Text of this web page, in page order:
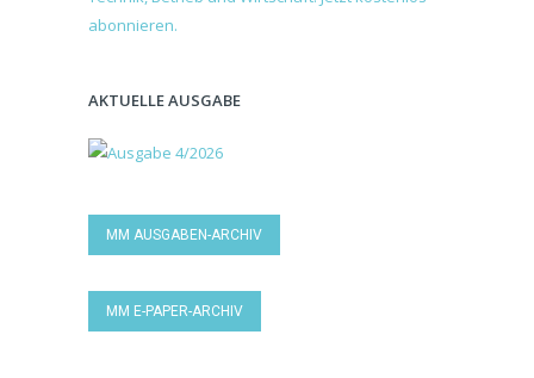
AKTUELLE AUSGABE
MM AUSGABEN-ARCHIV
MM E-PAPER-ARCHIV